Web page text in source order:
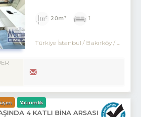
20m² 1
Türkiye İstanbul / Bakırköy/ Kartaltepe
Yatırımlık
4 KATLI BINA ARSASI